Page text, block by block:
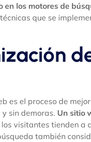
en los motores de
que se
es el proceso de
sin demoras. Un sitio
los visitantes tienden a
también